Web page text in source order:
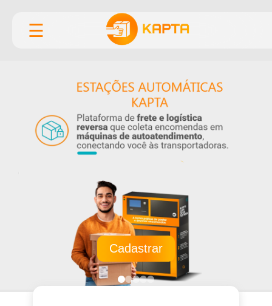
☰
Cadastrar